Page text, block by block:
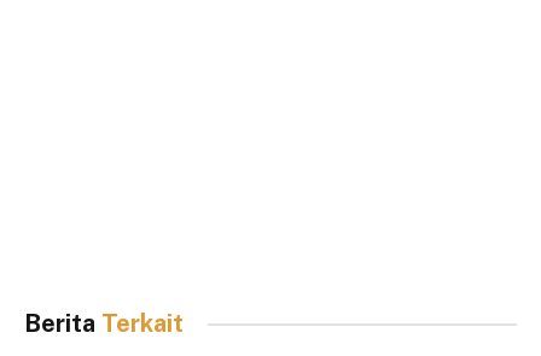
Berita Terkait